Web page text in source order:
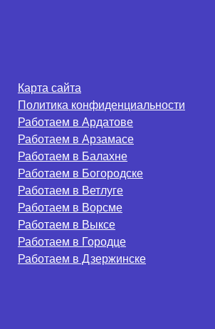
Карта сайта
Политика конфиденциальности
Работаем в Ардатове
Работаем в Арзамасе
Работаем в Балахне
Работаем в Богородске
Работаем в Ветлуге
Работаем в Ворсме
Работаем в Выксе
Работаем в Городце
Работаем в Дзержинске